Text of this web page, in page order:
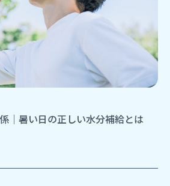
｜暑い日の正しい水分補給とは